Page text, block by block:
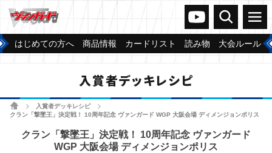
ヴァンガードch
検索 メニュー
はじめての方へ 商品情報 カードリスト 読み物 大会ルール
入賞者デッキレシピ
ホーム 入賞者デッキレシピ
クラン「撃墜王」決定戦！ 10周年記念 ヴァンガード WGP 大阪会場 ディメンジョンポリス
クラン「撃墜王」決定戦！ 10周年記念 ヴァンガード
WGP 大阪会場 ディメンジョンポリス